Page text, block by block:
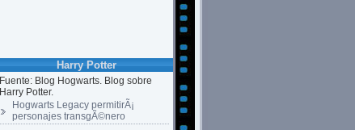
Harry Potter
Fuente: Blog Hogwarts. Blog sobre
Harry Potter.
Hogwarts Legacy permitirÃ¡
personajes transgÃ©nero